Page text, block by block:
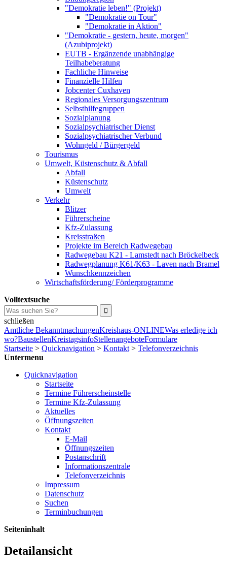
"Demokratie leben!" (Projekt)
"Demokratie on Tour"
"Demokratie in Aktion"
"Demokratie - gestern, heute, morgen"
(Azubiprojekt)
EUTB - Ergänzende unabhängige
Teilhabeberatung
Fachliche Hinweise
Finanzielle Hilfen
Jobcenter Cuxhaven
Regionales Versorgungszentrum
Selbsthilfegruppen
Sozialplanung
Sozialpsychiatrischer Dienst
Sozialpsychiatrischer Verbund
Wohngeld / Bürgergeld
Tourismus
Umwelt, Küstenschutz & Abfall
Abfall
Küstenschutz
Umwelt
Verkehr
Blitzer
Führerscheine
Kfz-Zulassung
Kreisstraßen
Projekte im Bereich Radwegebau
Radwegebau K21 - Lamstedt nach Bröckelbeck
Radwegplanung K61/K63 - Laven nach Bramel
Wunschkennzeichen
Wirtschaftsförderung/ Förderprogramme
Volltextsuche
schließen
Amtliche BekanntmachungenKreishaus-ONLINEWas erledige ich
wo?BaustellenKreistagsinfoStellenangeboteFormulare
Startseite > Quicknavigation > Kontakt > Telefonverzeichnis
Untermenu
Quicknavigation
Startseite
Termine Führerscheinstelle
Termine Kfz-Zulassung
Aktuelles
Öffnungszeiten
Kontakt
E-Mail
Öffnungszeiten
Postanschrift
Informationszentrale
Telefonverzeichnis
Impressum
Datenschutz
Suchen
Terminbuchungen
Seiteninhalt
Detailansicht